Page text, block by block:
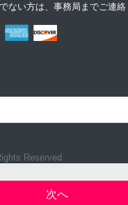
ない方は、事務局までご連絡
Reserved